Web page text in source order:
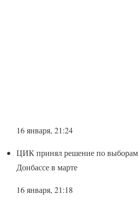
16 января, 21:24
ЦИК принял решение по
Донбассе в марте
16 января, 21:18